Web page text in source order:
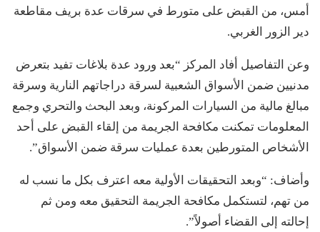
أمس، من القبض على متورط في سرقات عدة بريف مقاطعة
دير الزور الغربي.
وعن التفاصيل أفاد المركز “بعد ورود عدة بلاغات تفيد بتعرض
مدنيين ضمن الأسواق الشعبية لسرقة دراجاتهم النارية وسرقة
مبالغ مالية من السيارات المركونة، وبعد البحث والتحري وجمع
المعلومات تمكنت مكافحة الجريمة من إلقاء القبض على أحد
الأشخاص المتورطين بعدة عمليات سرقة ضمن الأسواق”.
وأضاف: “وبعد التحقيقات الأولية معه اعترف بكل ما نسب له
من تهم، لتستكمل مكافحة الجريمة التحقيق معه ومن ثم
إحالته إلى القضاء أصولاً”.